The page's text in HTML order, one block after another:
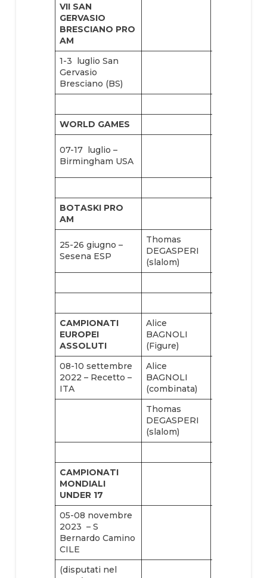
VII SAN
GERVASIO
BRESCIANO PRO
AM
1-3 luglio San
Gervasio
Bresciano (BS)
WORLD GAMES
07-17 luglio –
Birmingham USA
BOTASKI PRO
AM
25-26 giugno –
Sesena ESP
Thomas
DEGASPERI
(slalom)
CAMPIONATI
EUROPEI
ASSOLUTI
Alice
BAGNOLI
(Figure)
08-10 settembre
2022 – Recetto –
ITA
Alice
BAGNOLI
(combinata)
Thomas
DEGASPERI
(slalom)
CAMPIONATI
MONDIALI
UNDER 17
05-08 novembre
2023 – S
Bernardo Camino
CILE
(disputati nel